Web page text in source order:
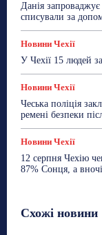
Данія
списували за
Новини Чехії
У Чехії 15 людей
Новини Чехії
Чеська поліція
ремені безпеки
Новини Чехії
12 серпня Чехію
87% Сонця, а
Схожі новини